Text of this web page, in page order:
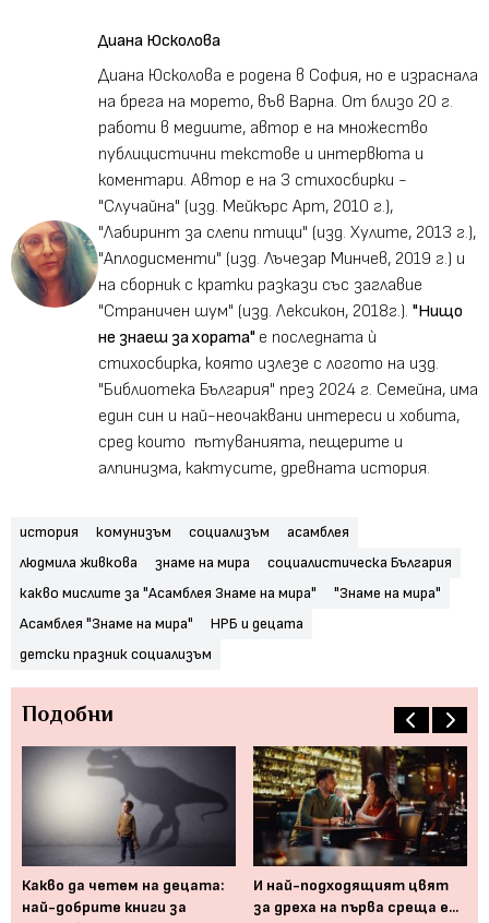
Диана Юсколова
Диана Юсколова е родена в София, но е израснала
на брега на морето, във Варна. От близо 20 г.
работи в медиите, автор е на множество
публицистични текстове и интервюта и
коментари. Автор е на 3 стихосбирки -
"Случайна" (изд. Мейкърс Арт, 2010 г.),
"Лабиринт за слепи птици" (изд. Хулите, 2013 г.),
"Аплодисменти" (изд. Лъчезар Минчев, 2019 г.) и
на сборник с кратки разкази със заглавие
"Страничен шум" (изд. Лексикон, 2018г.). "Нищо
не знаеш за хората" е последната ѝ
стихосбирка, която излезе с логото на изд.
"Библиотека България" през 2024 г. Семейна, има
един син и най-неочаквани интереси и хобита,
сред които пътуванията, пещерите и
алпинизма, кактусите, древната история.
история комунизъм социализъм
асамблея
людмила живкова
знаме на мира
социалистическа България
какво мислите за "Асамблея Знаме на мира"
"Знаме на мира"
Асамблея "Знаме на мира"
НРБ и децата
детски празник социализъм
Подобни
Какво да четем на децата:
най-добрите книги за
И най-подходящият цвят
за дреха на първа среща е...